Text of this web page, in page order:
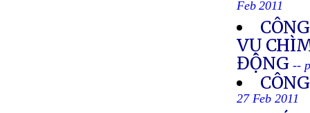
Feb 2011
VỤ
ĐỘNG --
27 Feb 2011